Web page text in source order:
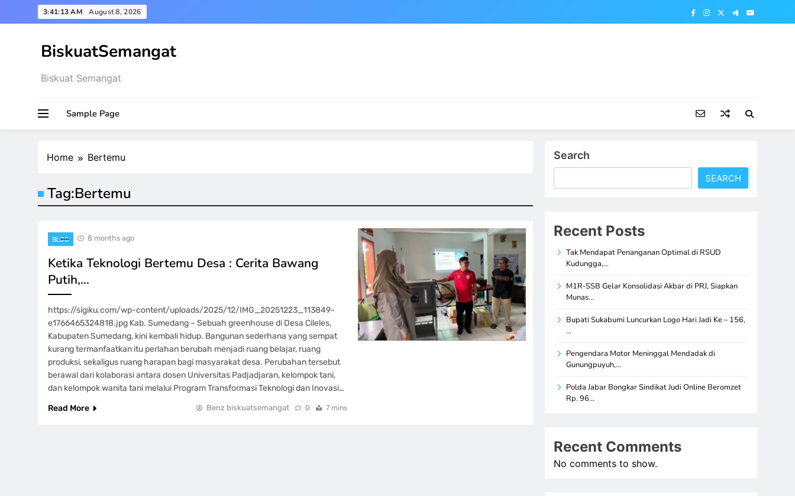
to
3:41:14 AM August 8, 2026
BiskuatSemangat
Biskuat Semangat
Sample Page
Home Bertemu
Tag:Bertemu
BLOG 8 months ago
Ketika Teknologi Bertemu Desa : Cerita Bawang
Putih,…
https://sigiku.com/wp-content/uploads/2025/12/IMG_20251223_113849-
e1766465324818.jpg Kab. Sumedang – Sebuah greenhouse di Desa Cileles,
Kabupaten Sumedang, kini kembali hidup. Bangunan sederhana yang sempat
kurang termanfaatkan itu perlahan berubah menjadi ruang belajar, ruang
produksi, sekaligus ruang harapan bagi masyarakat desa. Perubahan tersebut
berawal dari kolaborasi antara dosen Universitas Padjadjaran, kelompok tani,
dan kelompok wanita tani melalui Program Transformasi Teknologi dan Inovasi…
Read More
Benz biskuatsemangat 0 7 mins
Search
SEARCH
Recent Posts
Tak Mendapat Penanganan Optimal di RSUD
Kudungga,…
M1R-SSB Gelar Konsolidasi Akbar di PRJ, Siapkan
Munas…
Bupati Sukabumi Luncurkan Logo Hari Jadi Ke – 156,
…
Pengendara Motor Meninggal Mendadak di
Gunungpuyuh,…
Polda Jabar Bongkar Sindikat Judi Online Beromzet
Rp. 96…
Recent Comments
No comments to show.